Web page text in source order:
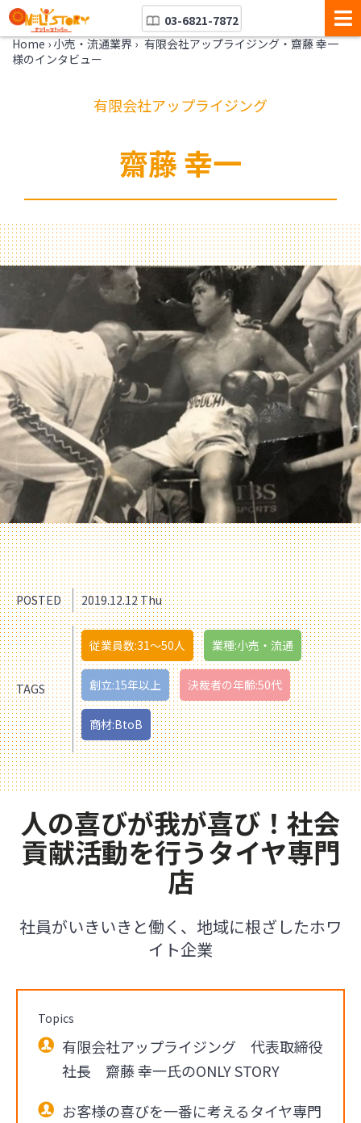
03-6821-7872
Home › 小売・流通業界 › 有限会社アップライジング・齋藤 幸一
様のインタビュー
有限会社アップライジング
齋藤 幸一
POSTED 2019.12.12 Thu
TAGS
従業員数:31〜50人 業種:小売・流通
創立:15年以上 決裁者の年齢:50代
商材:BtoB
人の喜びが我が喜び！社会
貢献活動を行うタイヤ専門
店
社員がいきいきと働く、地域に根ざしたホワ
イト企業
Topics
有限会社アップライジング 代表取締役
社長 齋藤 幸一氏のONLY STORY
お客様の喜びを一番に考えるタイヤ専門